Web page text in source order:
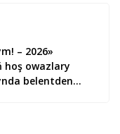
– 2026»
hoş owazlary
belentden